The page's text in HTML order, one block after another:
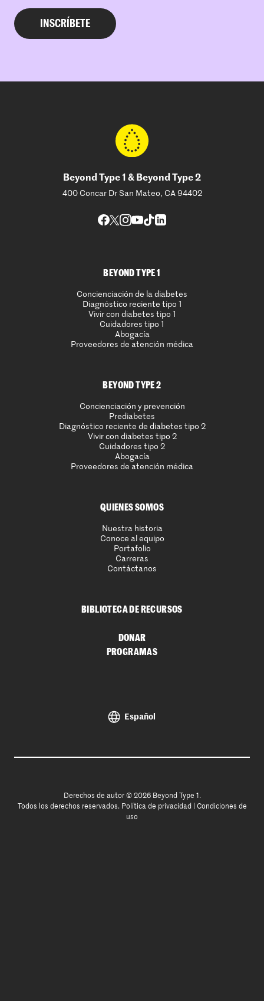
Beyond Type 1 & Beyond Type 2
400 Concar Dr San Mateo, CA 94402
BEYOND TYPE 1
Concienciación de la diabetes
Diagnóstico reciente tipo 1
Vivir con diabetes tipo 1
Cuidadores tipo 1
Abogacía
Proveedores de atención médica
BEYOND TYPE 2
Concienciación y prevención
Prediabetes
Diagnóstico reciente de diabetes tipo 2
Vivir con diabetes tipo 2
Cuidadores tipo 2
Abogacía
Proveedores de atención médica
QUIENES SOMOS
Nuestra historia
Conoce al equipo
Portafolio
Carreras
Contáctanos
BIBLIOTECA DE RECURSOS
DONAR
PROGRAMAS
Español
Derechos de autor © 2026 Beyond Type 1.
Todos los derechos reservados. Política de privacidad
Condiciones de
uso